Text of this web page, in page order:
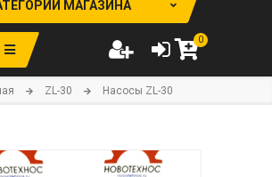
МАГАЗИНА
0
ZL-30 Насосы ZL-30